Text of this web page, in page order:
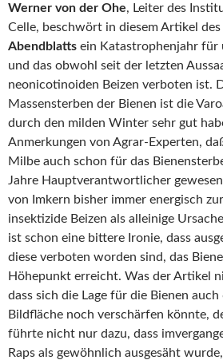
Werner von der Ohe, Leiter des
Celle, beschwört in diesem Artikel des
Abendblatts ein Katastrophenjahr für
und das obwohl seit der letzten
neonicotinoiden Beizen verboten ist.
Massensterben der Bienen ist die
durch den milden Winter sehr gut
Anmerkungen von Agrar-Experten,
Milbe auch schon für das
Jahre Hauptverantwortlicher
von Imkern bisher immer energisch
insektizide Beizen als alleinige
ist schon eine bittere Ironie, dass
diese verboten worden sind, das
Höhepunkt erreicht. Was der Artikel
dass sich die Lage für die Bienen
Bildfläche noch verschärfen könnte,
führte nicht nur dazu, dass
Raps als gewöhnlich ausgesäht